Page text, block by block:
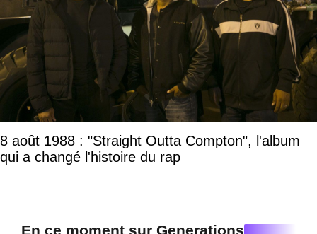
8 août 1988 : "Straight Outta Compton", l'album
qui a changé l'histoire du rap
En ce moment sur Generations